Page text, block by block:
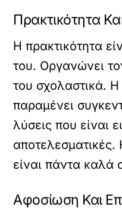
Πρακτικότητα
Η πρακτικότητα
του. Οργανώνει
του σχολαστικά.
παραμένει
λύσεις που είναι
αποτελεσματικές.
είναι πάντα καλά
Αφοσίωση Και